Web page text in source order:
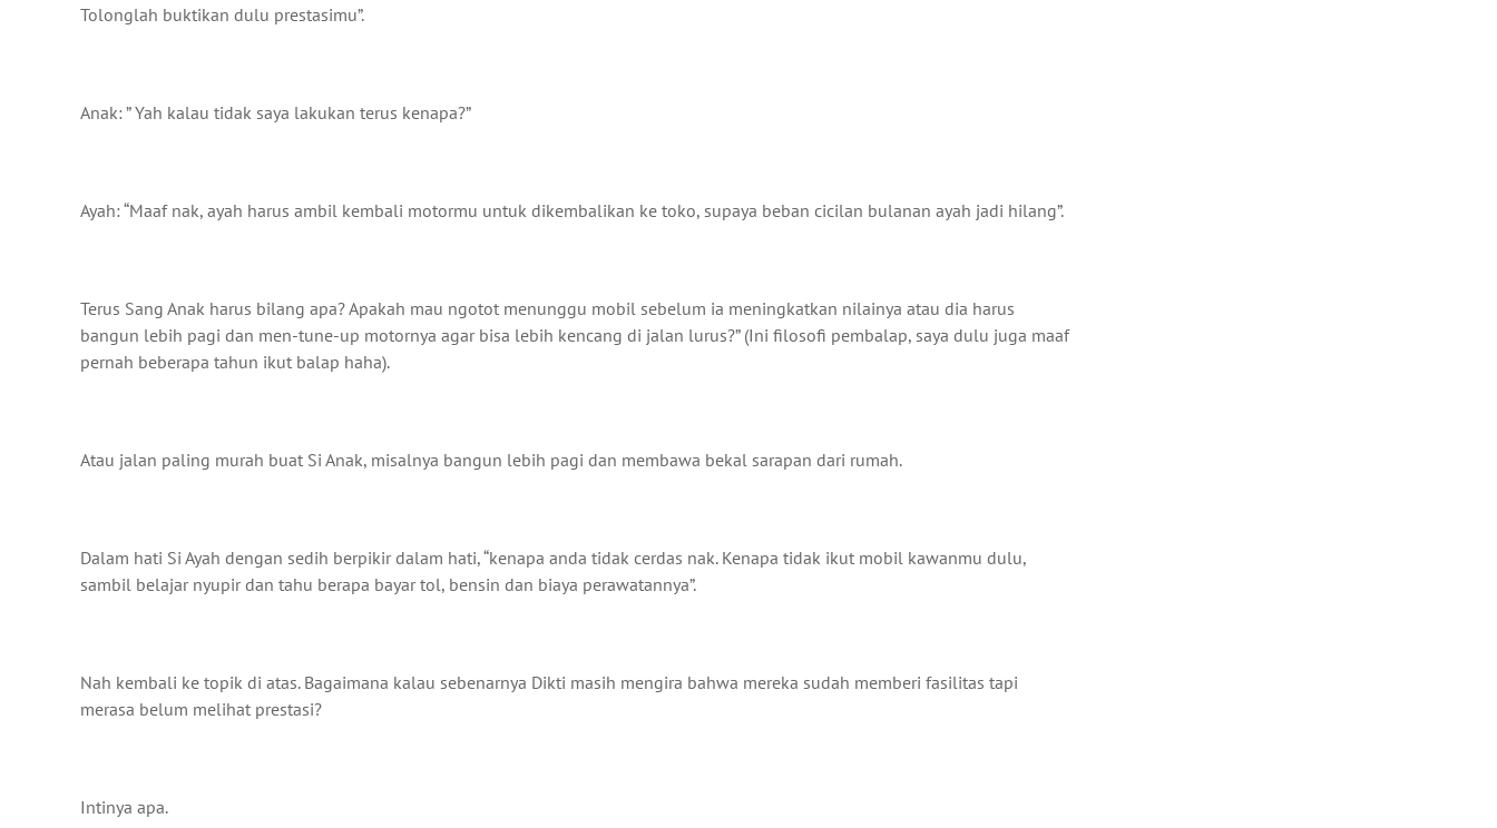
Tolonglah buktikan dulu prestasimu”.
Anak: ” Yah kalau tidak saya lakukan terus kenapa?”
Ayah: “Maaf nak, ayah harus ambil kembali motormu untuk dikembalikan ke toko, supaya beban cicilan bulanan ayah jadi hilang”.
Terus Sang Anak harus bilang apa? Apakah mau ngotot menunggu mobil sebelum ia meningkatkan nilainya atau dia harus
bangun lebih pagi dan men-tune-up motornya agar bisa lebih kencang di jalan lurus?” (Ini filosofi pembalap, saya dulu juga maaf
pernah beberapa tahun ikut balap haha).
Atau jalan paling murah buat Si Anak, misalnya bangun lebih pagi dan membawa bekal sarapan dari rumah.
Dalam hati Si Ayah dengan sedih berpikir dalam hati, “kenapa anda tidak cerdas nak. Kenapa tidak ikut mobil kawanmu dulu,
sambil belajar nyupir dan tahu berapa bayar tol, bensin dan biaya perawatannya”.
Nah kembali ke topik di atas. Bagaimana kalau sebenarnya Dikti masih mengira bahwa mereka sudah memberi fasilitas tapi
merasa belum melihat prestasi?
Intinya apa.